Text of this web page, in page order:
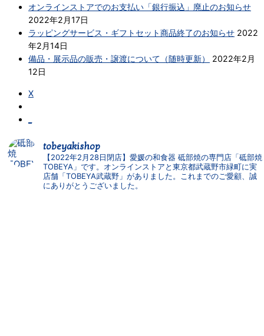
オンラインストアでのお支払い「銀行振込」廃止のお知らせ
2022年2月17日
ラッピングサービス・ギフトセット商品終了のお知らせ 2022
年2月14日
備品・展示品の販売・譲渡について（随時更新）
2022年2月
12日
X
tobeyakishop
【2022年2月28日閉店】愛媛の和食器 砥部焼の専門店「砥部焼
TOBEYA」です。オンラインストアと東京都武蔵野市緑町に実
店舗「TOBEYA武蔵野」がありました。これまでのご愛顧、誠
にありがとうございました。